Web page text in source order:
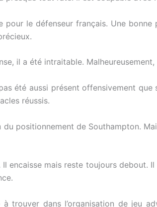
le défenseur français. Une bonne
il a été intraitable.
été aussi présent offensivement
réussis.
positionnement de Southampton.
encaisse mais reste toujours debout.
dans l’organisation de jeu